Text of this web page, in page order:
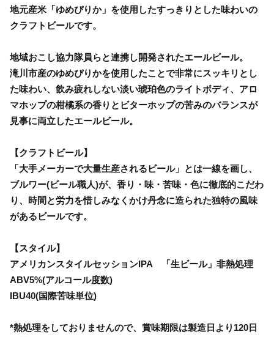
地元産米「ゆめぴりか」を使用したすっきりとした味わいの
クラフトビールです。
地域おこし協力隊員らと連携し開発されたエールビール。
滝川市産のゆめぴりかを使用したことで非常にスッキリとし
た味わい、飲み疲れしない淡い琥珀色のライトボディ、アロ
マホップの柑橘系の香りとビターホップの苦みのバランスが
見事に両立したエールビール。
【クラフトビール】
「大手メーカーで大量生産されるビール」とは一線を画し、
ブルワー(ビール職人)が、香り・味・苦味・色に徹底的こだわ
り、時間と労力を惜しみなくかけ丹念に造られた独特の風味
があるビールです。
【スタイル】
アメリカンスタイルセッションIPA 「生ビール」非熱処理
ABV5%(アルコール度数)
IBU40(国際苦味単位)
*熱処理をしておりませんので、賞味期限は製造日より120日